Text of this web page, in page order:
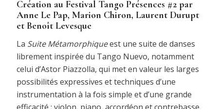
Création au Festival Tango Présences #2 par
Anne Le Pap, Marion Chiron, Laurent Durupt
et Benoît Levesque
La Suite Métamorphiqueest une suite de danses
librement inspirée du Tango Nuevo, notamment
celui d’Astor Piazzolla, qui met en valeur les larges
possibilités expressives et techniques d’une
instrumentation à la fois simple et d’une grande